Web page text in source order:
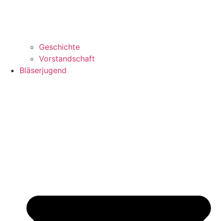
Geschichte
Vorstandschaft
Bläserjugend